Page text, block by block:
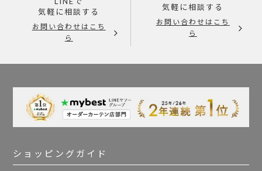
気軽に相談する
お問い合わせはこち
ら
気軽に相談する
お問い合わせはこち
ら
ショッピングガイド